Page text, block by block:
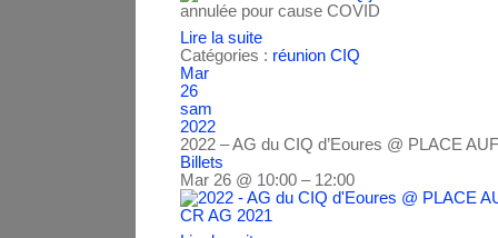
annulée pour cause COVID
Lire la suite
Catégories : réunion CIQ
Mar
26
sam
2022
2022 – AG du CIQ d’Eoures @ PLACE
Billets
Mar 26 @ 10:00 – 12:00
CR AG 2021